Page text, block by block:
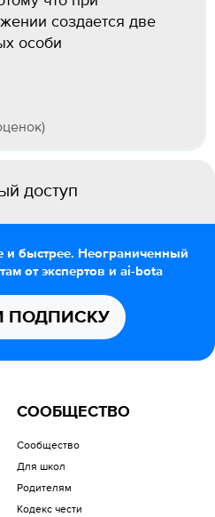
создается две
особи
доступ
и быстрее. Неограниченный
от экспертов и ai-bota
ПОДПИСКУ
СООБЩЕСТВО
Сообщество
Для школ
Родителям
Кодекс чести